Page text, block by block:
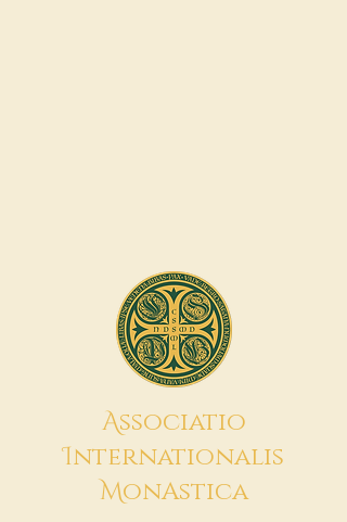
Associatio
Internationalis
MonAstica